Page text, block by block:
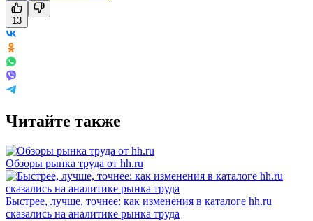
13
Читайте также
Обзоры рынка труда от hh.ru
Быстрее, лучше, точнее: как изменения в каталоге hh.ru
сказались на аналитике рынка труда